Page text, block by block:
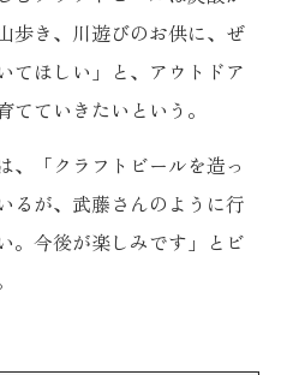
歩き、川遊びのお供に、ぜ
てほしい」と、アウトドア
ていきたいという。
「クラフトビールを造っ
るが、武藤さんのように行
。今後が楽しみです」とビ